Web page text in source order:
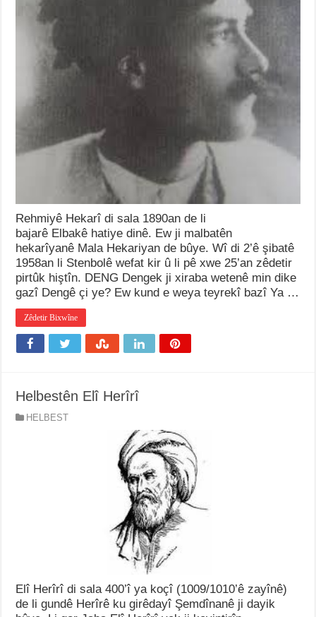
Rehmiyê Hekarî di sala 1890an de li
bajarê Elbakê hatiye dinê. Ew ji malbatên
hekarîyanê Mala Hekariyan de bûye. Wî di 2’ê şibatê
1958an li Stenbolê wefat kir û li pê xwe 25’an zêdetir
pirtûk hiştîn. DENG Dengek ji xiraba wetenê min dike
gazî Dengê çi ye? Ew kund e weya teyrekî bazî Ya …
Zêdetir Bixwîne
Helbestên Elî Herîrî
HELBEST
Elî Herîrî di sala 400’î ya koçî (1009/1010’ê zayînê)
de li gundê Herîrê ku girêdayî Şemdînanê ji dayik